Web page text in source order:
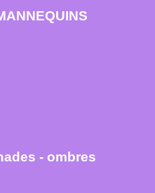
- ombres